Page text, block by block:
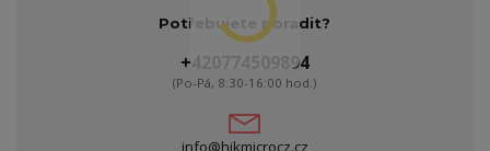
Potřebujete poradit?
+420774509894
(Po-Pá, 8:30-16:00 hod.)
info@hikmicrocz.cz